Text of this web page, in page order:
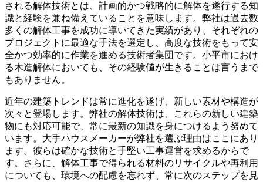
される解体技術とは、計画的かつ戦略的に解体を遂行する知
識と経験を兼ね備えていることを意味します。弊社は過去数
多くの解体工事を成功に導いてきた実績があり、それぞれの
プロジェクトに最適な手法を選定し、高度な技術をもって安
全かつ効率的に作業を進める技術者集団です。小平市におけ
る木造解体においても、その経験値が生きることは言うまで
もありません。
近年の建築トレンドは常に進化を遂げ、新しい素材や構造が
次々と登場します。弊社の解体技術は、これらの新しい建築
物にも対応可能で、常に最新の知識を身につけるよう努めて
います。大手ハウスメーカーが弊社を選ぶ理由はここにあり
ます。彼らは確かな技術と手堅い工事運営を求めるからで
す。さらに、解体工事で得られる材料のリサイクルや再利用
についても、環境への配慮を忘れず、常に次のステップを見